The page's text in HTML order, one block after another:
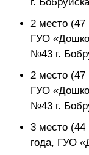
2 место
ГУО
№43 г.
2 место (47
ГУО
№43 г.
3 место (44
года, ГУО